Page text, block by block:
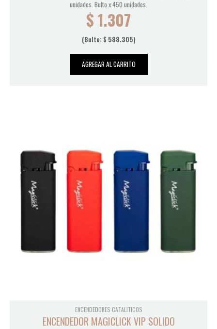
unidades. Bulto x 450 unidades.
$1.307
(Bulto: $ 588.305)
AGREGAR AL CARRITO
ENCENDEDORES CATALITICOS
ENCENDEDOR MAGICLICK VIP SOLIDO